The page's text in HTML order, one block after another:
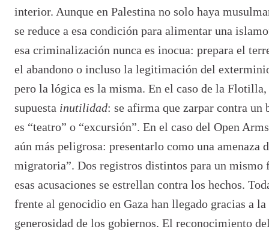
interior. Aunque en Palestina no solo haya
se reduce a esa condición para alimentar una
esa criminalización nunca es inocua: prepara el
el abandono o incluso la legitimación del
pero la lógica es la misma. En el caso de la Flotilla,
supuesta inutilidad: se afirma que zarpar contra un
es “teatro” o “excursión”. En el caso del Open
aún más peligrosa: presentarlo como una amenaza
migratoria”. Dos registros distintos para un
esas acusaciones se estrellan contra los hechos.
frente al genocidio en Gaza han llegado gracias a
generosidad de los gobiernos. El reconocimiento